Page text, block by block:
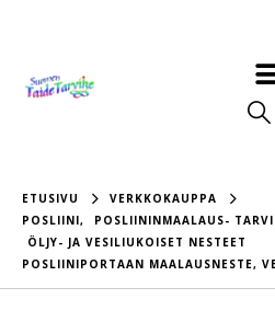
ETUSIVU
VERKKOKAUPPA
POSLIINI, POSLIININMAALAUS-
ÖLJY- JA VESILIUKOISET NESTEET
POSLIINIPORTAAN MAALAUSNESTE,